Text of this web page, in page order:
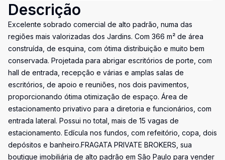
Descrição
Excelente sobrado comercial de alto padrão, numa das
regiões mais valorizadas dos Jardins. Com 366 m² de área
construída, de esquina, com ótima distribuição e muito bem
conservada. Projetada para abrigar escritórios de porte, com
hall de entrada, recepção e várias e amplas salas de
escritórios, de apoio e reuniões, nos dois pavimentos,
proporcionando ótima otimização de espaço. Área de
estacionamento privativo para a diretoria e funcionários, com
entrada lateral. Possui no total, mais de 15 vagas de
estacionamento. Edícula nos fundos, com refeitório, copa, dois
depósitos e banheiro.FRAGATA PRIVATE BROKERS, sua
boutique imobiliária de alto padrão em São Paulo para vender